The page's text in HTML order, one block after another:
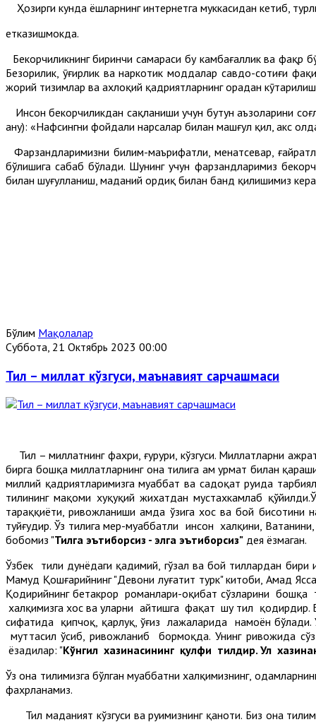
Ҳозирги кунда ёшларнинг интернетга муккасидан кетиб,
етказишмокда.
Бекорчиликнинг биринчи самараси бу камбағаллик ва фақр
Безорилик, ӯғирлик ва наркотик моддалар савдо-сотиғи
жорий тизимлар ва ахлоқий қадриятларнинг орадан
Инсон бекорчиликдан сақланиши учун бутун аъзоларини
анҳу): «Нафсингни фойдали нарсалар билан машғул қил, акс
Фарзандларимизни билим-маърифатли, меҳнатсевар,
бўлишига сабаб бўлади. Шунинг учун фарзандларимиз
билан шуғулланиш, маданий ҳордиқ билан банд қилишимиз
Бўлим Мақолалар
Суббота, 21 Октябрь 2023 00:00
Тил – миллат кўзгуси, маънавият сарчашмаси
Тил – миллатнинг фахри, ғурури, кўзгуси. Миллатларни
бирга бошқа миллатларнинг она тилига ҳам ҳурмат билан
миллий қадриятларимизга муҳаббат ва садоқат руҳида
тилининг мақоми хуқуқий жихатдан мустахкамлаб
тараққиёти, ривожланиши ҳамда ўзига хос ва бой бисотини
туйғудир. Ўз тилига меҳр-муҳаббатли инсон халқини,
бобомиз "Тилга эътиборсиз - элга эътиборсиз" дея ёзмаган.
Ўзбек тили дунёдаги қадимий, гўзал ва бой тиллардан
Маҳмуд Қошғарийнинг "Девони луғатит турк" китоби, Аҳмад
Қодирийнинг бетакрор романлари-оқибат сўзларини
халқимизга хос ва уларни айтишга фақат шу тил қодирдир.
сифатида қипчоқ, қарлуқ, ўғиз лаҳжаларида намоён
муттасил ўсиб, ривожланиб бормоқда. Унинг ривожида
ёзадилар: "Кўнгил хазинасининг қулфи тилдир. Ул
Ўз она тилимизга бўлган муҳаббатни халқимизнинг,
фахрланамиз.
Тил маданият кўзгуси ва руҳимизнинг қаноти. Биз она